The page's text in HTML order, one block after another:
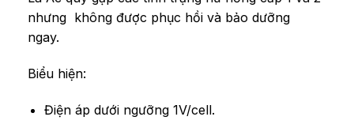
nhưng không được phục hồi và bảo dưỡng
ngay.
Biểu hiện:
Điện áp dưới ngưỡng 1V/cell.